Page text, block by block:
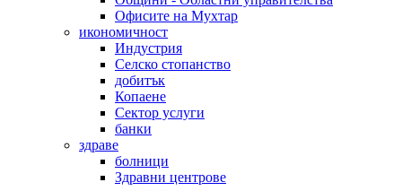
Офисите на Мухтар
икономичност
Индустрия
Селско стопанство
добитък
Копаене
Сектор услуги
банки
здраве
болници
Здравни центрове